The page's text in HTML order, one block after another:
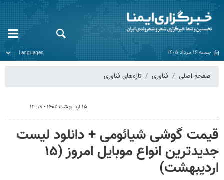
جمعه ۱۶ مرداد ۱۴۰۵
صفحه اصلی فناوری تازه‌های فناوری
۱۵ اردیبهشت ۱۴۰۲ - ۱۳:۱۹
قیمت گوشی‌ شیائومی + دانلود لیست
جدیدترین انواع موبایل امروز (۱۵
اردیبهشت)